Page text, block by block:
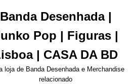
Banda Desenhada |
Pop | Figuras |
| CASA DA BD
loja de Banda Desenhada e Merchandise
relacionado